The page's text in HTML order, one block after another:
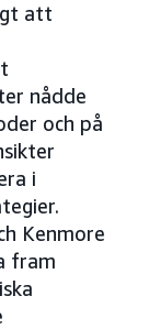
att
nådde
och på
i
Kenmore
fram